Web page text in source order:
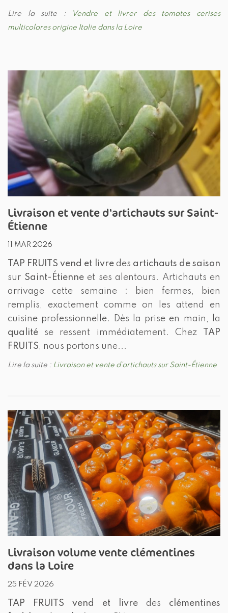
Lire la suite :
Vendre et livrer des tomates cerises
multicolores origine Italie dans la Loire
Livraison et vente d'artichauts sur Saint-
Étienne
11 MAR 2026
TAP FRUITS vend et livredes artichauts de saison
sur Saint-Étienneet ses alentours. Artichauts en
arrivage cette semaine : bien fermes, bien
remplis, exactement comme on les attend en
cuisine professionnelle. Dès la prise en main, la
qualité se ressent immédiatement. Chez
TAP
FRUITS, nous portons une...
Lire la suite : Livraison et vente d'artichauts sur Saint-Étienne
Livraison volume vente clémentines
dans la Loire
25 FÉV 2026
TAP FRUITS vend et livre des clémentines